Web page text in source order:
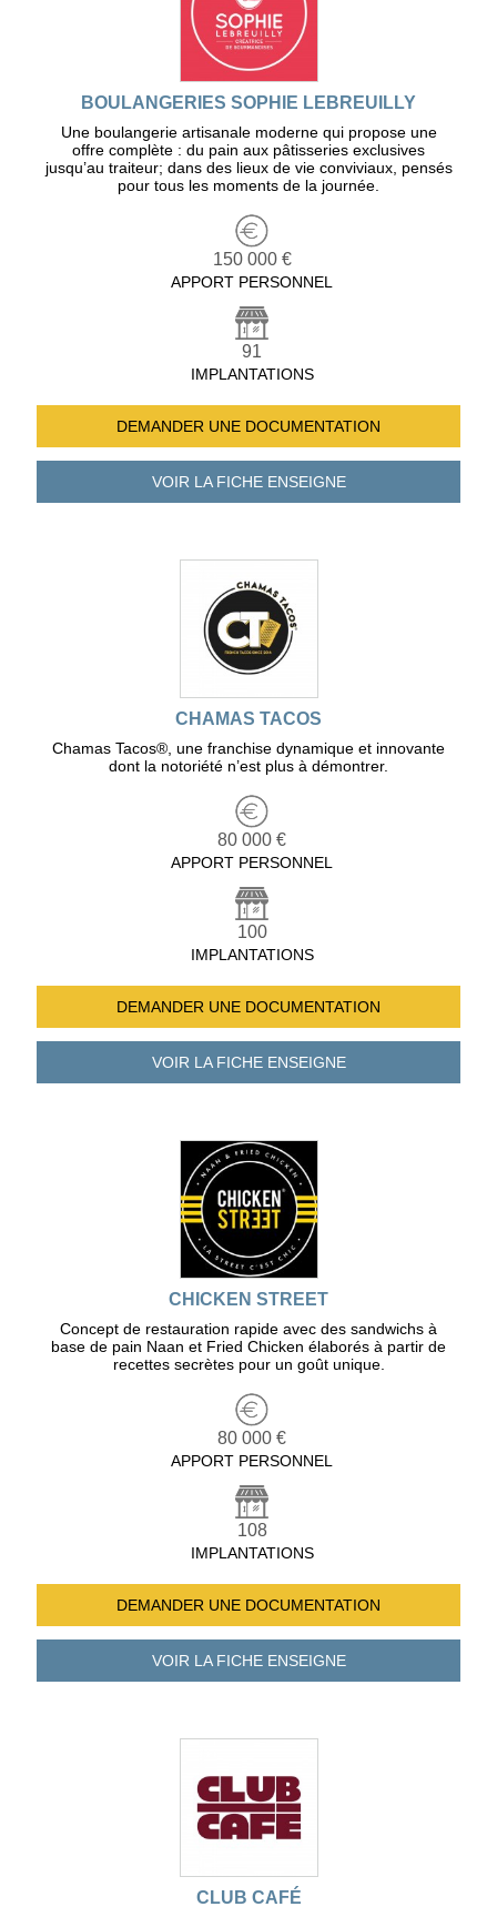
BOULANGERIES SOPHIE LEBREUILLY
Une boulangerie artisanale moderne qui propose une
offre complète : du pain aux pâtisseries exclusives
jusqu’au traiteur; dans des lieux de vie conviviaux, pensés
pour tous les moments de la journée.
150 000 €
APPORT PERSONNEL
91
IMPLANTATIONS
DEMANDER UNE DOCUMENTATION
VOIR LA FICHEENSEIGNE
CHAMAS TACOS
Chamas Tacos®️, une franchise dynamique et innovante
dont la notoriété n’est plus à démontrer.
80 000 €
APPORT PERSONNEL
100
IMPLANTATIONS
DEMANDER UNE DOCUMENTATION
VOIR LA FICHEENSEIGNE
CHICKEN STREET
Concept de restauration rapide avec des sandwichs à
base de pain Naan et Fried Chicken élaborés à partir de
recettes secrètes pour un goût unique.
80 000 €
APPORT PERSONNEL
108
IMPLANTATIONS
DEMANDER UNE DOCUMENTATION
VOIR LA FICHEENSEIGNE
CLUB CAFÉ